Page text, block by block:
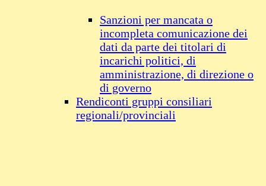
Sanzioni per mancata o
incompleta comunicazione dei
dati da parte dei titolari di
incarichi politici, di
amministrazione, di direzione o
di governo
Rendiconti gruppi consiliari
regionali/provinciali